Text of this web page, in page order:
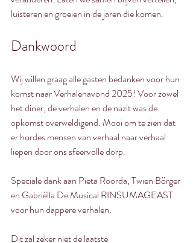
luisteren en groeien in de jaren die komen.
Dankwoord
Wij willen graag alle gasten bedanken voor hun
komst naar Verhalenavond 2025! Voor zowel
het diner, de verhalen en de nazit was de
opkomst overweldigend. Mooi om te zien dat
er hordes mensen van verhaal naar verhaal
liepen door ons sfeervolle dorp.
Speciale dank aan Pieta Roorda, Twien Börger
en Gabriëlla De Musical RINSUMAGEAST
voor hun dappere verhalen.
Dit zal zeker niet de laatste